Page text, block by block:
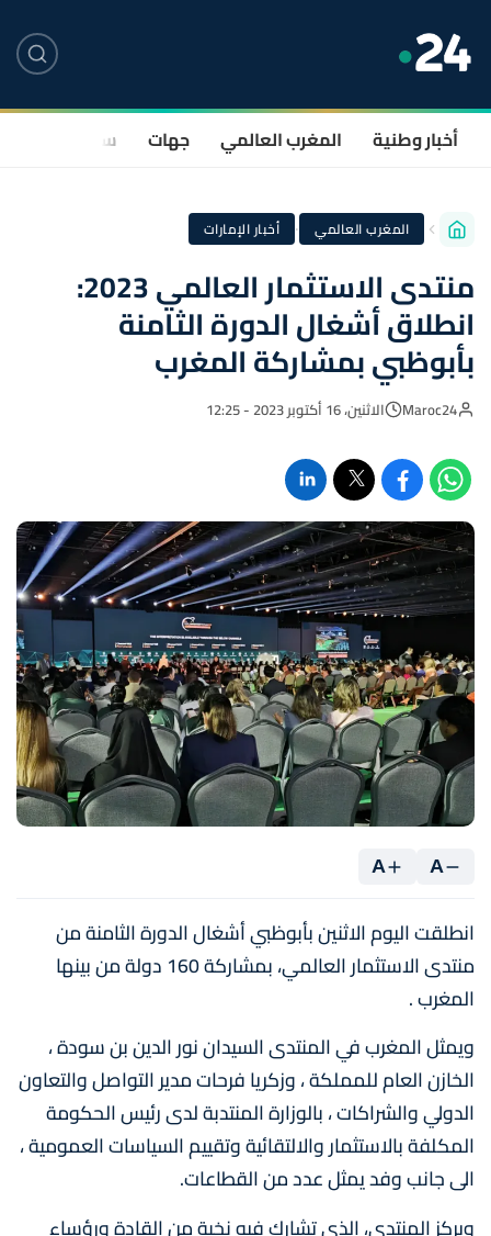
أخبار وطنية المغرب العالمي جهات سياسة
المغرب العالمي · أخبار الإمارات
منتدى الاستثمار العالمي 2023:
انطلاق أشغال الدورة الثامنة
بأبوظبي بمشاركة المغرب
Maroc24 الاثنين، 16 أكتوبر 2023 - 12:25
A
A
انطلقت اليوم الاثنين بأبوظبي أشغال الدورة الثامنة من
منتدى الاستثمار العالمي، بمشاركة 160 دولة من بينها
المغرب .
ويمثل المغرب في المنتدى السيدان نور الدين بن سودة ،
الخازن العام للمملكة ، وزكريا فرحات مدير التواصل والتعاون
الدولي والشراكات ، بالوزارة المنتدبة لدى رئيس الحكومة
المكلفة بالاستثمار والالتقائية وتقييم السياسات العمومية ،
الى جانب وفد يمثل عدد من القطاعات.
ويركز المنتدى، الذي تشارك فيه نخبة من القادة ورؤساء